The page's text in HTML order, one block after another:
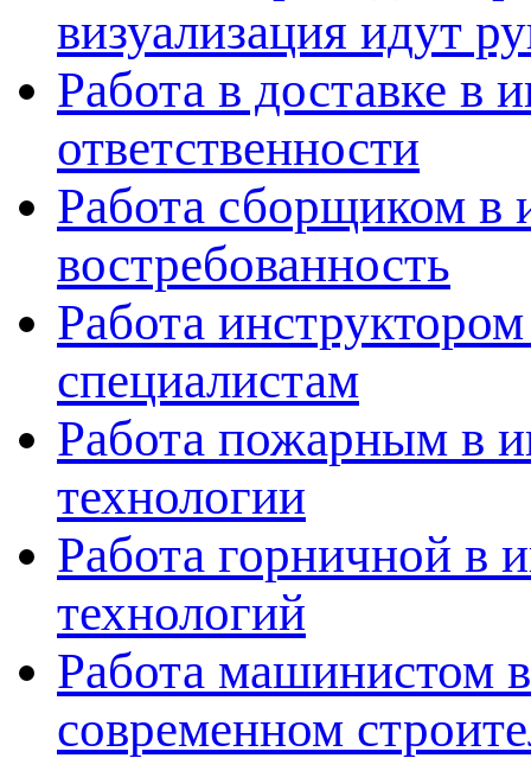
визуализация идут
Работа в доставке в
ответственности
Работа сборщиком в
востребованность
Работа
специалистам
Работа пожарным в
технологии
Работа горничной в
технологий
Работа машинистом
современном